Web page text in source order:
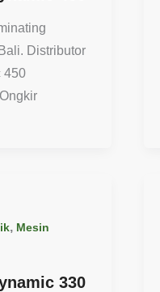
Distributor
450
, Mesin
330